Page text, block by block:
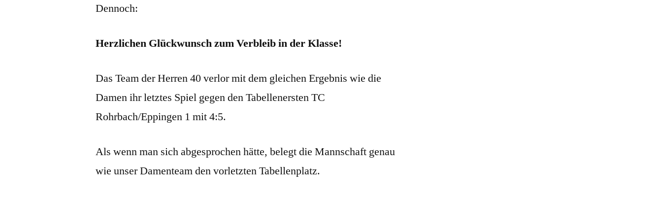
Dennoch:
Herzlichen Glückwunsch zum Verbleib in der Klasse!
Das Team der Herren 40 verlor mit dem gleichen Ergebnis wie die
Damen ihr letztes Spiel gegen den Tabellenersten TC
Rohrbach/Eppingen 1 mit 4:5.
Als wenn man sich abgesprochen hätte, belegt die Mannschaft genau
wie unser Damenteam den vorletzten Tabellenplatz.